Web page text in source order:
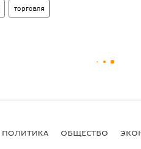
торговля
ПОЛИТИКА ОБЩЕСТВО